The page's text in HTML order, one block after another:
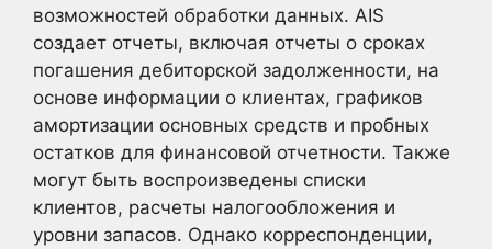
возможностей обработки данных. AIS
создает отчеты, включая отчеты о сроках
погашения дебиторской задолженности, на
основе информации о клиентах, графиков
амортизации основных средств и пробных
остатков для финансовой отчетности. Также
могут быть воспроизведены списки
клиентов, расчеты налогообложения и
уровни запасов. Однако корреспонденции,